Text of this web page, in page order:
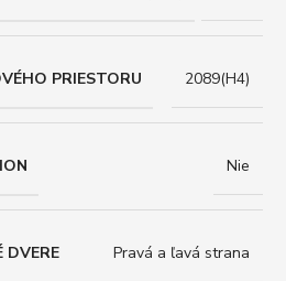
PRIESTORU 2089(H4)
Nie
DVERE Pravá a ľavá strana